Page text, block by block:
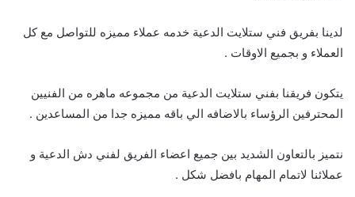
لدينا بفريق فني ستلايت الدعية خدمه عملاء مميزه للتواصل مع كل
العملاء و بجميع الاوقات .
يتكون فريقنا بفني ستلايت الدعية من مجموعه ماهره من الفنيين
المحترفين الرؤساء بالاضافه الي باقه مميزه جدا من المساعدين .
نتميز بالتعاون الشديد بين جميع اعضاء الفريق لفني دش الدعية و
عملائنا لاتمام المهام بافضل شكل .